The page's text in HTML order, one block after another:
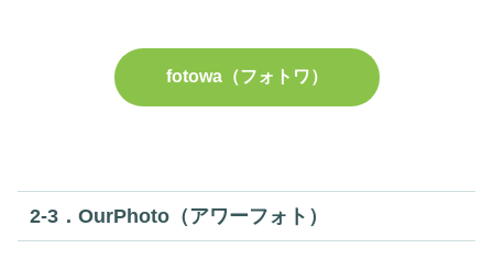
fotowa（フォトワ）
2‐3．OurPhoto（アワーフォト）